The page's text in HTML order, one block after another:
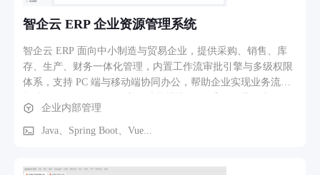
智企云 ERP 企业资源管理系统
智企云 ERP 面向中小制造与贸易企业，提供采购、销售、库
存、生产、财务一体化管理，内置工作流审批引擎与多级权限
体系，支持 PC 端与移动端协同办公，帮助企业实现业务流程
询价、采购单、入库） 2. 销售管理（报价、订单、出库、退
货） 3. 库存管理（多仓、批次、盘点、预警） 4. 生产管理
企业内部管理
Java、Spring Boot、Vue...